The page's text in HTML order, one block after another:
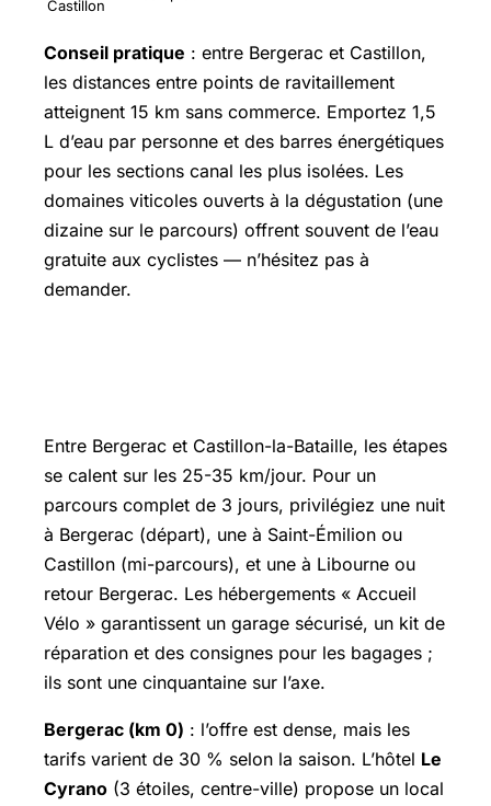
Castillon
Conseil pratique : entre Bergerac et Castillon,
les distances entre points de ravitaillement
atteignent 15 km sans commerce. Emportez 1,5
L d’eau par personne et des barres énergétiques
pour les sections canal les plus isolées. Les
domaines viticoles ouverts à la dégustation (une
dizaine sur le parcours) offrent souvent de l’eau
gratuite aux cyclistes — n’hésitez pas à
demander.
Entre Bergerac et Castillon-la-Bataille, les étapes
se calent sur les 25-35 km/jour. Pour un
parcours complet de 3 jours, privilégiez une nuit
à Bergerac (départ), une à Saint-Émilion ou
Castillon (mi-parcours), et une à Libourne ou
retour Bergerac. Les hébergements « Accueil
Vélo » garantissent un garage sécurisé, un kit de
réparation et des consignes pour les bagages ;
ils sont une cinquantaine sur l’axe.
Bergerac (km 0) : l’offre est dense, mais les
tarifs varient de 30 % selon la saison. L’hôtel Le
Cyrano (3 étoiles, centre-ville) propose un local